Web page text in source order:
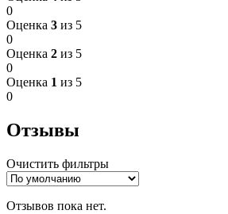
0
Оценка 3 из 5
0
Оценка 2 из 5
0
Оценка 1 из 5
0
Отзывы
Очистить фильтры
Отзывов пока нет.